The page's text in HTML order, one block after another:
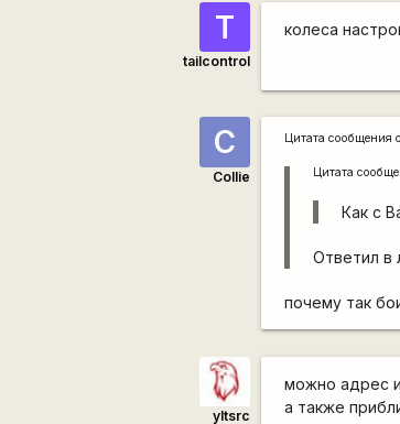
T
tailcontrol
колеса
C
Collie
Цитата сообщения
Цитата
Как с
Ответил в
почему так
yltsrc
можно адрес
а также